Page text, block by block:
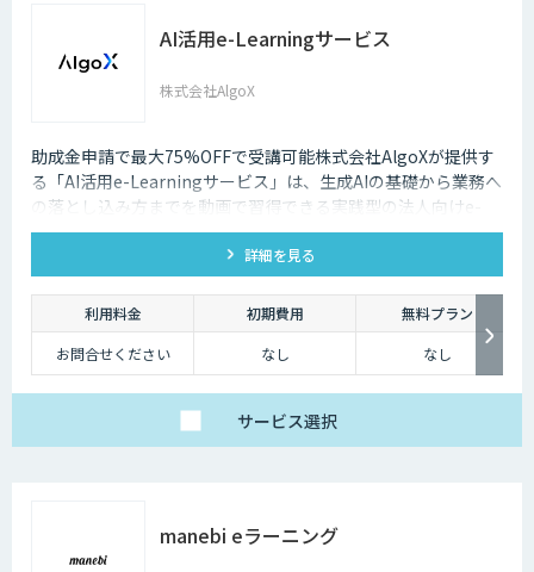
AI活用e-Learningサービス
株式会社AlgoX
助成金申請で最大75%OFFで受講可能株式会社AlgoXが提供す
る「AI活用e-Learningサービス」は、生成AIの基礎から業務へ
の落とし込み方までを動画で習得できる実践型の法人向けe-
Learningです。ボストンコンサルティング等のコンサルファー
ム出身のAIのプロが設計・監修。豊富なユースケースととも
に、業務効率化に直結する実践的なコンテンツをご紹介してい
詳細を見る
利用料金 初期費用
無料プラン
お問合せください
なし なし
サービス選択
manebi eラーニング